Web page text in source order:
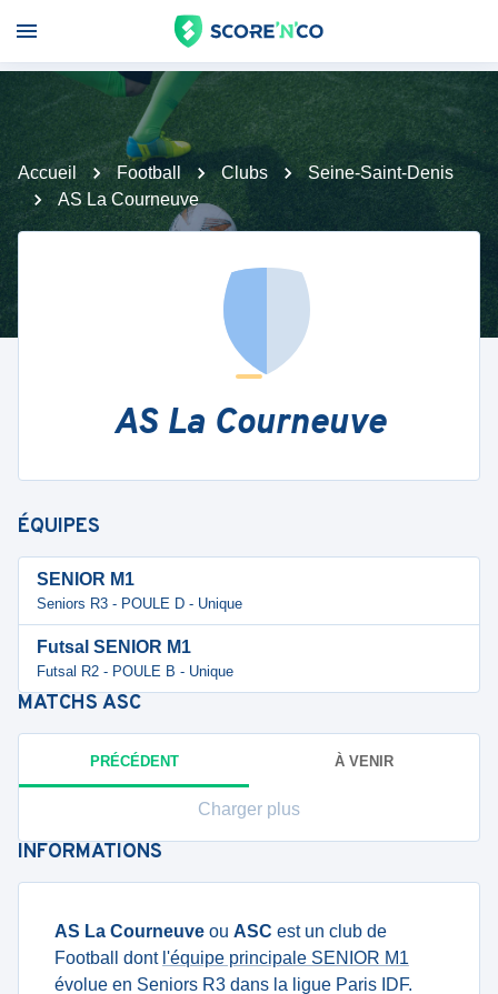
Accueil Football Clubs
Seine-Saint-Denis
AS La Courneuve
AS La Courneuve
ÉQUIPES
SENIOR M1
Seniors R3 - POULE D - Unique
Futsal SENIOR M1
Futsal R2 - POULE B - Unique
MATCHS ASC
PRÉCÉDENT À VENIR
Charger plus
INFORMATIONS
AS La Courneuve ou ASC est un club de
Football dont l'équipe principale SENIOR M1
évolue en Seniors R3 dans la ligue Paris IDF.